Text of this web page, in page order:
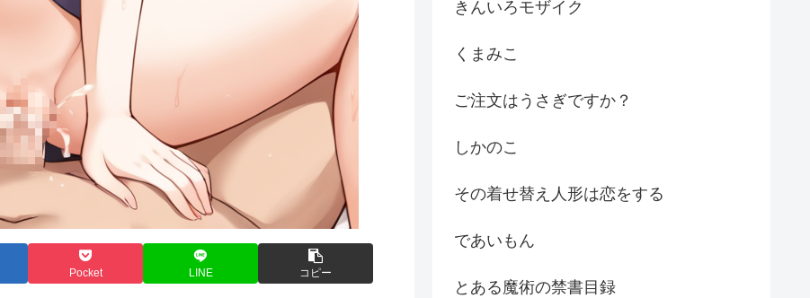
Pocket LINE コピー
きんいろモザイク
くまみこ
ご注文はうさぎですか？
しかのこ
その着せ替え人形は恋をする
であいもん
とある魔術の禁書目録